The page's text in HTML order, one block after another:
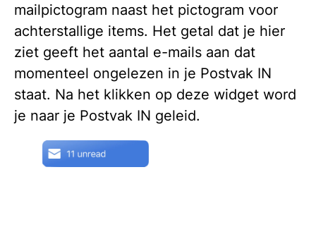
mailpictogram naast het pictogram voor
achterstallige items. Het getal dat je hier
ziet geeft het aantal e-mails aan dat
momenteel ongelezen in je Postvak IN
staat. Na het klikken op deze widget word
je naar je Postvak IN geleid.